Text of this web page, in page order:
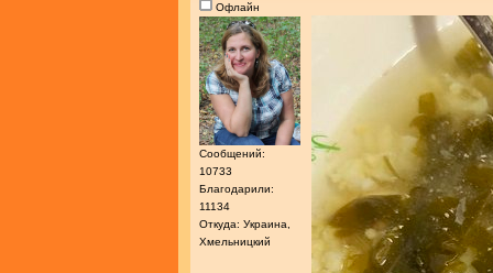
Офлайн
Сообщений:
10733
Благодарили:
11134
Откуда: Украина,
Хмельницкий